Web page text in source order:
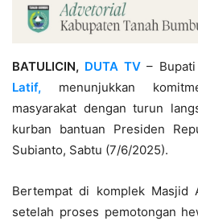
BATULICIN, DUTA TV –
Latif,
menunjukkan
masyarakat dengan turun
kurban bantuan Presiden
Subianto, Sabtu (7/6/2025).
Bertempat di komplek Masjid
setelah proses pemotongan